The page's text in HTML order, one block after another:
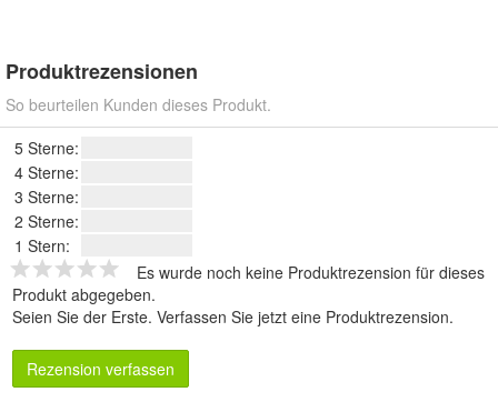
Produktrezensionen
So beurteilen Kunden dieses Produkt.
5 Sterne:
4 Sterne:
3 Sterne:
2 Sterne:
1 Stern:
Es wurde noch keine Produktrezension für dieses
Produkt abgegeben.
Seien Sie der Erste. Verfassen Sie jetzt eine Produktrezension.
Rezension verfassen